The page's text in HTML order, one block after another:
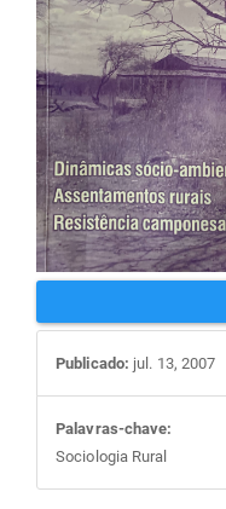
Publicado: jul. 13, 2007
Palavras-chave:
Sociologia Rural